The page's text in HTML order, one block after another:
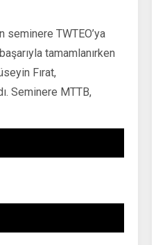
seminere TWTEO’ya
tamamlanırken
Fırat,
Seminere MTTB,